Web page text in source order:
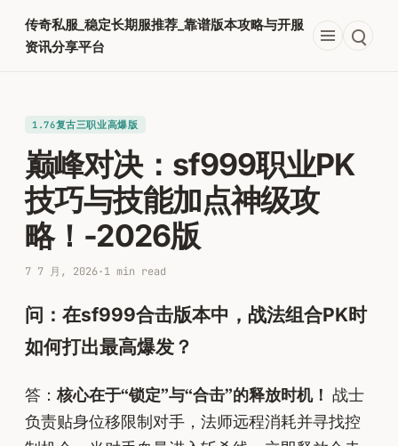
内
传奇私服_稳定长期服推荐_靠谱版本攻略与开服
资讯分享平台
1.76复古三职业高爆版
巅峰对决：sf999职业PK
技巧与技能加点神级攻
略！-2026版
7 7 月, 2026·1 min read
问：在sf999合击版本中，战法组合PK时
如何打出最高爆发？
答：核心在于“锁定”与“合击”的释放时机！ 战士
负责贴身位移限制对手，法师远程消耗并寻找控